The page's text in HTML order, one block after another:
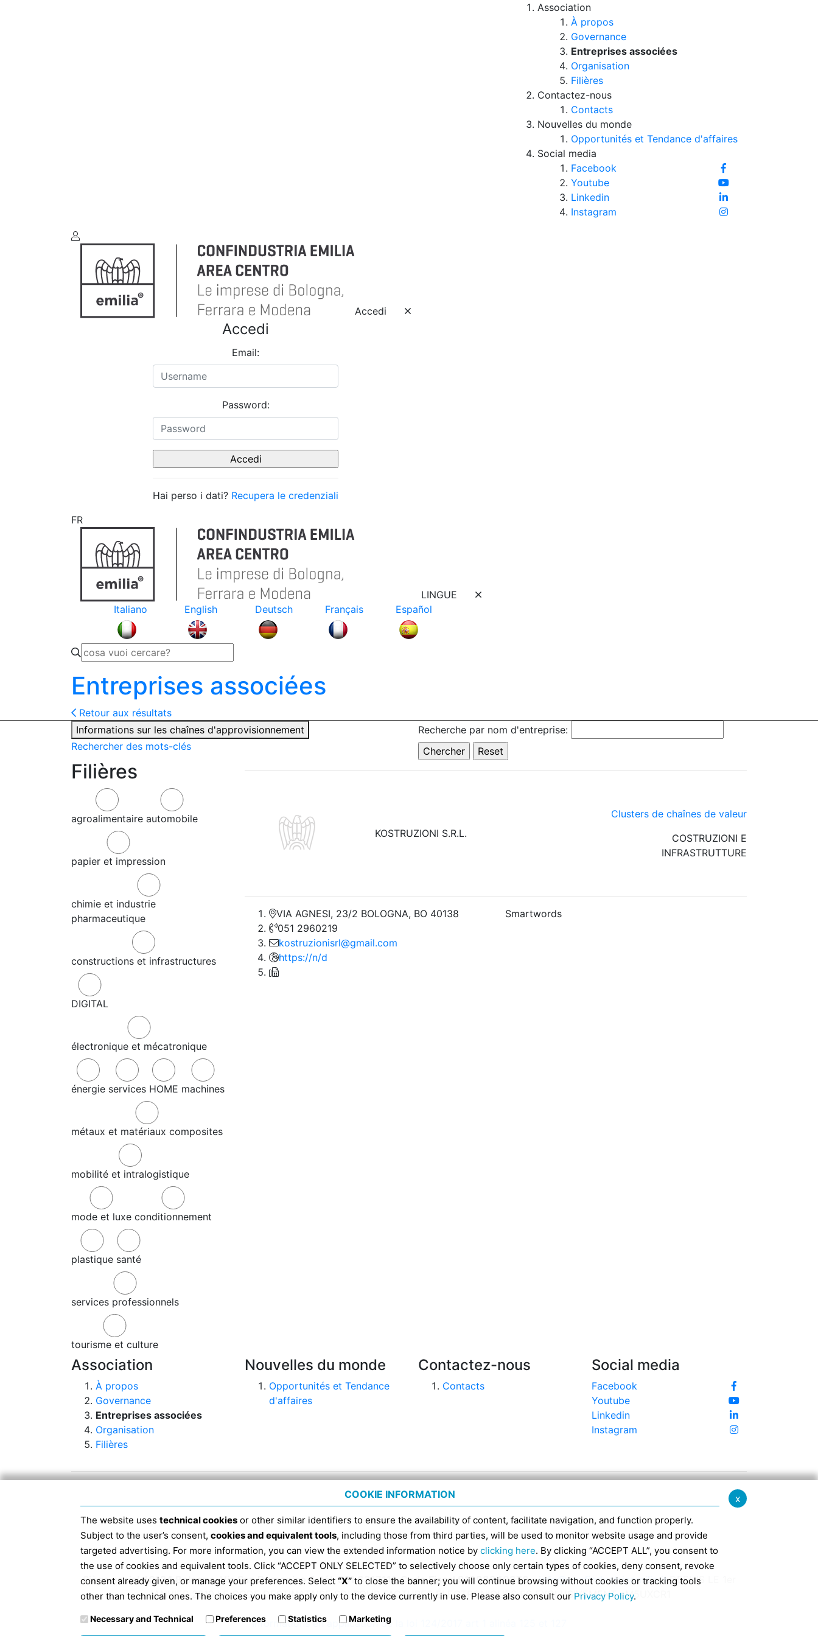
Association
À propos
Governance
Entreprises associées
Organisation
Filières
Contactez-nous
Contacts
Nouvelles du monde
Opportunités et Tendance d'affaires
Social media
Facebook
Youtube
Linkedin
Instagram
Accedi
Accedi
Email:
Password:
Hai perso i dati? Recupera le credenziali
FR
LINGUE
Italiano
English Deutsch Français Español
Entreprises associées
Retour aux résultats
Informations sur les chaînes d'approvisionnement
Rechercher des mots-clés
Recherche par nom d'entreprise:
Filières
agroalimentaire automobile
papier et impression
chimie et industrie
pharmaceutique
constructions et infrastructures
DIGITAL
électronique et mécatronique
énergie services HOME machines
métaux et matériaux composites
mobilité et intralogistique
mode et luxe conditionnement
plastique santé
services professionnels
tourisme et culture
KOSTRUZIONI S.R.L.
Clusters de chaînes de valeur
COSTRUZIONI E
INFRASTRUTTURE
VIA AGNESI, 23/2 BOLOGNA, BO 40138
051 2960219
kostruzionisrl@gmail.com
https://n/d
Smartwords
Association
À propos
Governance
Entreprises associées
Organisation
Filières
Nouvelles du monde
Opportunités et Tendance
d'affaires
Contactez-nous
Contacts
Social media
Facebook
Youtube
Linkedin
Instagram
Siège social 40124 Bologne, Via San Domenico 4, tél. 051 6317111, Code Fiscal 91398840370 -info@confindustriaemilia.it DEPUIS LE 1er
JANVIER 2019 LE CODE DESTINATAIRE SDI POUR FACTURES ÉLECTRONIQUES ES EXCLUSIVEMENT : M5UXCR1
Informations en application de la loi 124/2017 art 1 alinéa 125 et 127
x
COOKIE INFORMATION
The website uses technical cookies or other similar identifiers to ensure the availability of content, facilitate navigation, and function properly.
Subject to the user’s consent, cookies and equivalent tools, including those from third parties, will be used to monitor website usage and provide
targeted advertising. For more information, you can view the extended information notice by clicking here. By clicking “ACCEPT ALL”, you consent to
the use of cookies and equivalent tools. Click “ACCEPT ONLY SELECTED” to selectively choose only certain types of cookies, deny consent, revoke
consent already given, or manage your preferences. Select “X” to close the banner; you will continue browsing without cookies or tracking tools
other than technical ones. The choices you make apply only to the device currently in use. Please also consult our Privacy Policy.
Necessary and Technical Preferences Statistics Marketing